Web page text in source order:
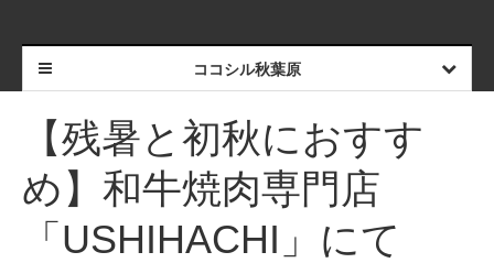
ココシル秋葉原
【残暑と初秋におすす
め】和牛焼肉専門店
「USHIHACHI」にて